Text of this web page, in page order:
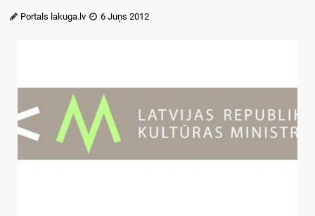
Portals lakuga.lv 6 Juņs 2012